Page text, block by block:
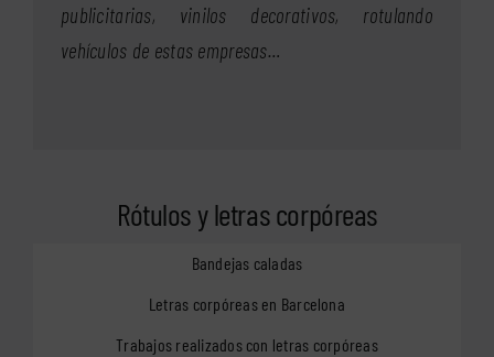
publicitarias, vinilos decorativos, rotulando
vehículos de estas empresas…
Rótulos y letras corpóreas
Bandejas caladas
Letras corpóreas en Barcelona
Trabajos realizados con letras corpóreas